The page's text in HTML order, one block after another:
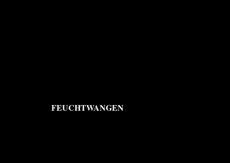
FEUCHTWANGEN